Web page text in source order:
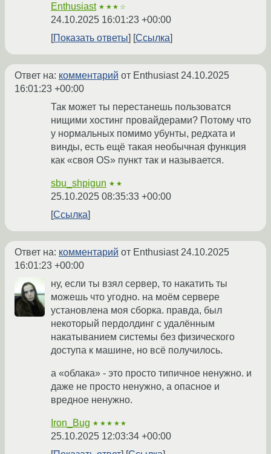
Enthusiast ★★★☆
24.10.2025 16:01:23 +00:00
Показать ответы
Ссылка
Ответ на: комментарий от Enthusiast 24.10.2025
16:01:23 +00:00
Так может ты перестанешь пользоватся
нищими хостинг провайдерами? Потому что
у нормальных помимо убунты, редхата и
винды, есть ещё такая необычная функция
как «своя OS» пункт так и называется.
sbu_shpigun ★★
25.10.2025 08:35:33 +00:00
Ссылка
Ответ на: комментарий от Enthusiast 24.10.2025
16:01:23 +00:00
ну, если ты взял сервер, то накатить ты
можешь что угодно. на моём сервере
установлена моя сборка. правда, был
некоторый пердолдинг с удалённым
накатыванием системы без физического
доступа к машине, но всё получилось.
а «облака» - это просто типичное ненужно. и
даже не просто ненужно, а опасное и
вредное ненужно.
Iron_Bug ★★★★★
25.10.2025 12:03:34 +00:00